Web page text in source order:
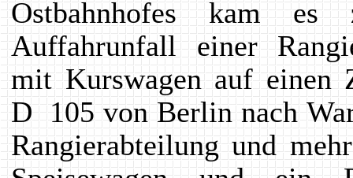
Ostbahnhofes kam es
Auffahrunfall einer
mit Kurswagen auf einen
D 105 von Berlin nach
Rangierabteilung und